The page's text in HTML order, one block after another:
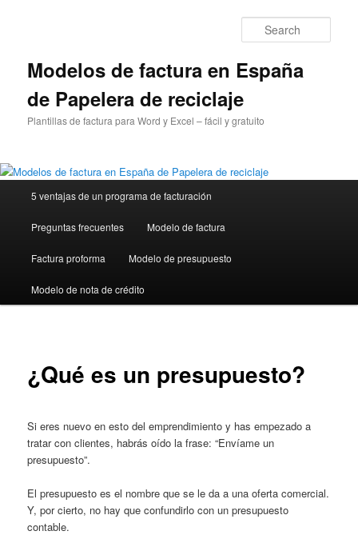
Modelos de factura en España
de Papelera de reciclaje
Plantillas de factura para Word y Excel – fácil y gratuito
Skip
to
primary
5 ventajas de un programa de facturación
Preguntas frecuentes Modelo de factura
Factura proforma Modelo de presupuesto
Modelo de nota de crédito
¿Qué es un presupuesto?
Si eres nuevo en esto del emprendimiento y has empezado a
tratar con clientes, habrás oído la frase: “Envíame un
presupuesto”.
El presupuesto es el nombre que se le da a una oferta comercial.
Y, por cierto, no hay que confundirlo con un presupuesto
contable.